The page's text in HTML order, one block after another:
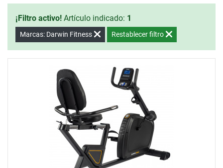
¡Filtro activo! Artículo indicado: 1
Marcas: Darwin Fitness Restablecer filtro